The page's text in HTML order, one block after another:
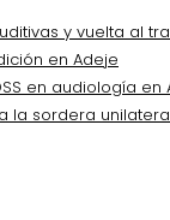
y vuelta al
en Adeje
en audiología en
la sordera